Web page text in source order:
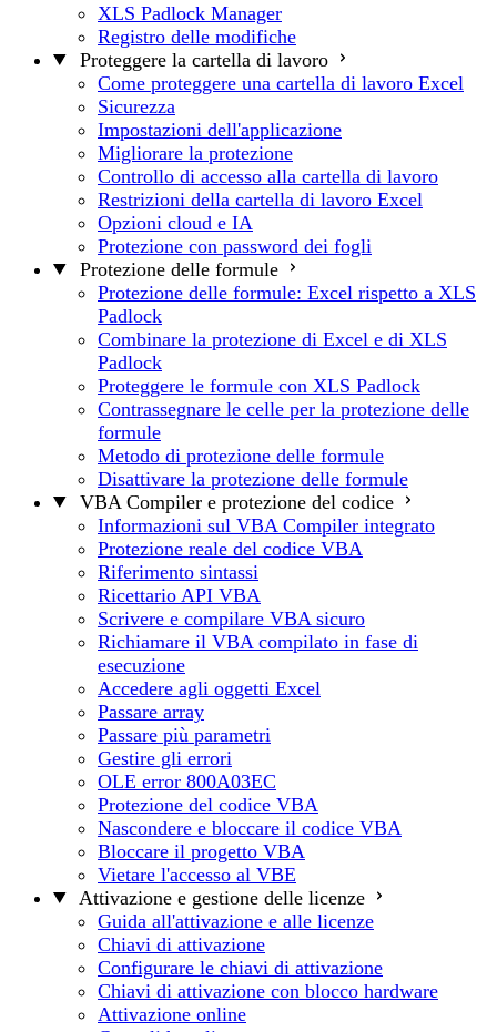
XLS Padlock Manager
Registro delle modifiche
Proteggere la cartella di lavoro
Come proteggere una cartella di lavoro Excel
Sicurezza
Impostazioni dell'applicazione
Migliorare la protezione
Controllo di accesso alla cartella di lavoro
Restrizioni della cartella di lavoro Excel
Opzioni cloud e IA
Protezione con password dei fogli
Protezione delle formule
Protezione delle formule: Excel rispetto a XLS
Padlock
Combinare la protezione di Excel e di XLS
Padlock
Proteggere le formule con XLS Padlock
Contrassegnare le celle per la protezione delle
formule
Metodo di protezione delle formule
Disattivare la protezione delle formule
VBA Compiler e protezione del codice
Informazioni sul VBA Compiler integrato
Protezione reale del codice VBA
Riferimento sintassi
Ricettario API VBA
Scrivere e compilare VBA sicuro
Richiamare il VBA compilato in fase di
esecuzione
Accedere agli oggetti Excel
Passare array
Passare più parametri
Gestire gli errori
OLE error 800A03EC
Protezione del codice VBA
Nascondere e bloccare il codice VBA
Bloccare il progetto VBA
Vietare l'accesso al VBE
Attivazione e gestione delle licenze
Guida all'attivazione e alle licenze
Chiavi di attivazione
Configurare le chiavi di attivazione
Chiavi di attivazione con blocco hardware
Attivazione online